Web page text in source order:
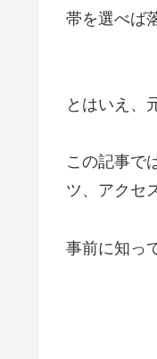
帯を選べば
とはいえ、
この記事で
ツ、アクセ
事前に知っ